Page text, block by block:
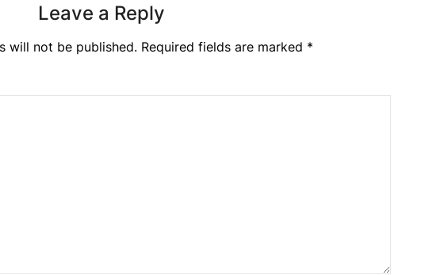
Leave a Reply
will not be published. Required fields are marked *